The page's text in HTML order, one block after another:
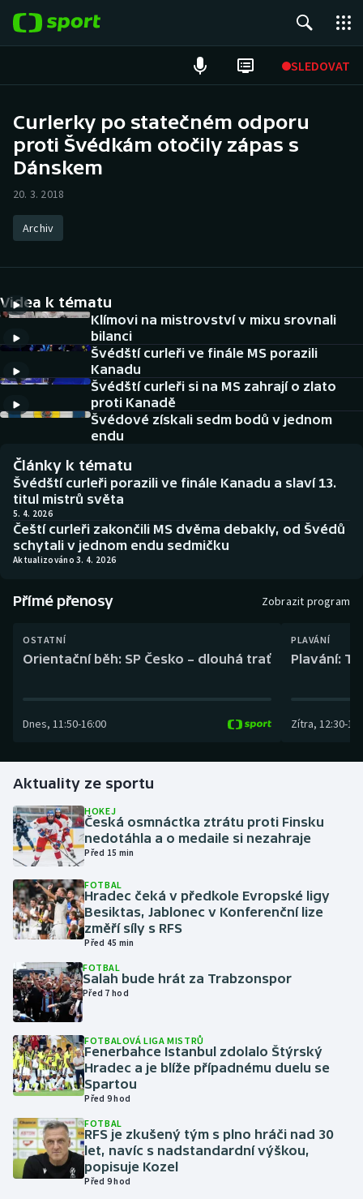
SLEDOVAT
Hokej
Atletika
DALŠÍ SPORTY
Americký fotbal
Baseball a softbal
Basketbal
Boby a skeleton
Box
Dostihy
Florbal
Golf
Gymnastika
Házená
Jezdectví
Judo
Krasobruslení
Lezení
Lyže a snowboard
Moderní pětiboj
Motorsport
Olympijské hry
Parasport
NEPŘEHLÉDNĚTE
Soutěže
Historické návraty
AZ kvíz
Curlerky po statečném odporu
proti Švédkám otočily zápas s
Dánskem
20. 3. 2018
Archiv
Videa k tématu
Klímovi na mistrovství v mixu srovnali
bilanci
Švédští curleři ve finále MS porazili
Kanadu
Švédští curleři si na MS zahrají o zlato
proti Kanadě
Švédové získali sedm bodů v jednom
endu
Články k tématu
Švédští curleři porazili ve finále Kanadu a slaví 13.
titul mistrů světa
5. 4. 2026
Čeští curleři zakončili MS dvěma debakly, od Švédů
schytali v jednom endu sedmičku
Aktualizováno 3. 4. 2026
Přímé přenosy Zobrazit program
OSTATNÍ
Orientační běh: SP Česko – dlouhá trať
Dnes, 11:50-16:00
PLAVÁNÍ
Plavání:
Zítra, 12:30-
Aktuality ze sportu
HOKEJ
Česká osmnáctka ztrátu proti Finsku
nedotáhla a o medaile si nezahraje
Před 15 min
FOTBAL
Hradec čeká v předkole Evropské ligy
Besiktas, Jablonec v Konferenční lize
změří síly s RFS
Před 45 min
FOTBAL
Salah bude hrát za Trabzonspor
Před 7 hod
FOTBALOVÁ LIGA MISTRŮ
Fenerbahce Istanbul zdolalo Štýrský
Hradec a je blíže případnému duelu se
Spartou
Před 9 hod
FOTBAL
RFS je zkušený tým s plno hráči nad 30
let, navíc s nadstandardní výškou,
popisuje Kozel
Před 9 hod